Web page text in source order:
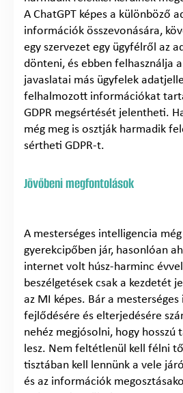
A ChatGPT képes a különböző
információk összevonására,
egy szervezet egy ügyfélről az
dönteni, és ebben felhasználja
javaslatai más ügyfelek
felhalmozott információkat
GDPR megsértését jelentheti.
még meg is osztják harmadik
sértheti GDPR-t.
Jövőbeni megfontolások
A mesterséges intelligencia
gyerekcipőben jár, hasonlóan
internet volt húsz-harminc
beszélgetések csak a kezdetét
az MI képes. Bár a
fejlődésére és elterjedésére
nehéz megjósolni, hogy hosszú
lesz. Nem feltétlenül kell félni
tisztában kell lennünk a vele
és az információk